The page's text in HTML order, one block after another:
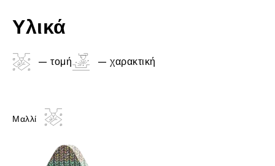
Υλικά
– τομή – χαρακτική
Μαλλί